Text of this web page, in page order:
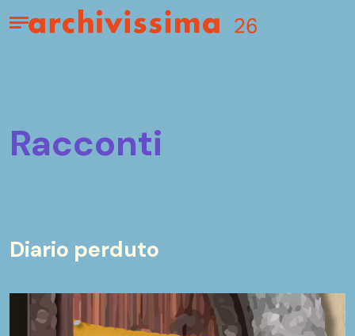
Home page
Apri il menu
racconti
Diario perduto